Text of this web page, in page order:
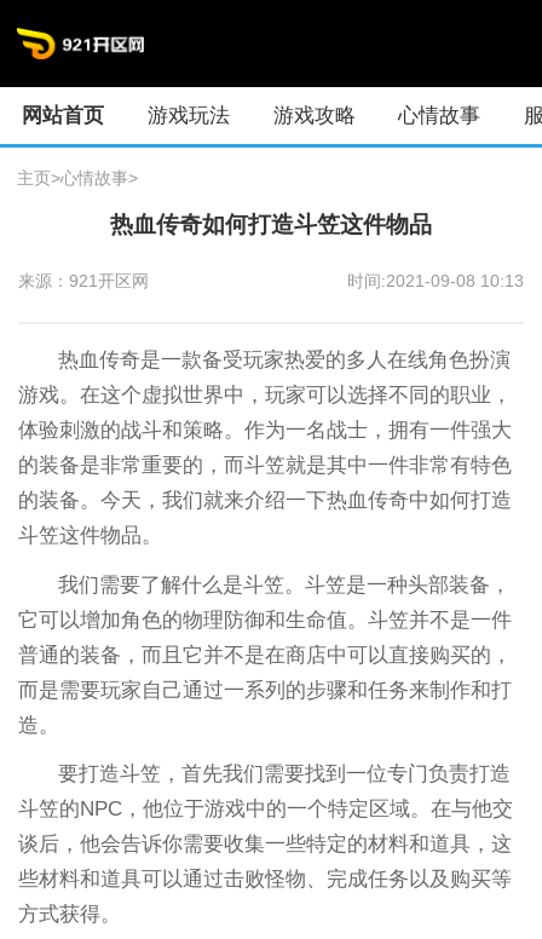
网站首页 游戏玩法 游戏攻略 心情故事
主页>心情故事>
热血传奇如何打造斗笠这件物品
来源：921开区网 时间:2021-09-08 10:13
热血传奇是一款备受玩家热爱的多人在线角色扮演
游戏。在这个虚拟世界中，玩家可以选择不同的职业，
体验刺激的战斗和策略。作为一名战士，拥有一件强大
的装备是非常重要的，而斗笠就是其中一件非常有特色
的装备。今天，我们就来介绍一下热血传奇中如何打造
斗笠这件物品。
我们需要了解什么是斗笠。斗笠是一种头部装备，
它可以增加角色的物理防御和生命值。斗笠并不是一件
普通的装备，而且它并不是在商店中可以直接购买的，
而是需要玩家自己通过一系列的步骤和任务来制作和打
造。
要打造斗笠，首先我们需要找到一位专门负责打造
斗笠的NPC，他位于游戏中的一个特定区域。在与他交
谈后，他会告诉你需要收集一些特定的材料和道具，这
些材料和道具可以通过击败怪物、完成任务以及购买等
方式获得。